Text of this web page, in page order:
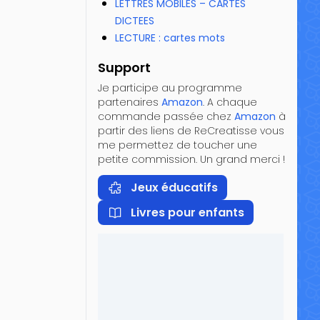
LETTRES MOBILES – CARTES
DICTEES
LECTURE : cartes mots
Support
Je participe au programme
partenaires Amazon. A chaque
commande passée chez Amazon à
partir des liens de ReCreatisse vous
me permettez de toucher une
petite commission. Un grand merci !
Jeux éducatifs
Livres pour enfants